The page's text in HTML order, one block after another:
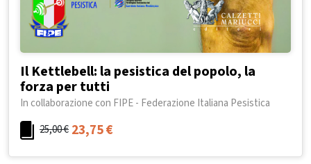
Il Kettlebell: la pesistica del popolo, la
forza per tutti
In collaborazione con FIPE - Federazione Italiana Pesistica
25,00€ 23,75€